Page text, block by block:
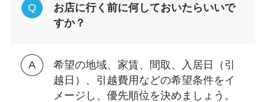
お店に行く前に何しておいたらいいで
すか？
希望の地域、家賃、間取、入居日（引
越日）、引越費用などの希望条件をイ
メージし、優先順位を決めましょう。